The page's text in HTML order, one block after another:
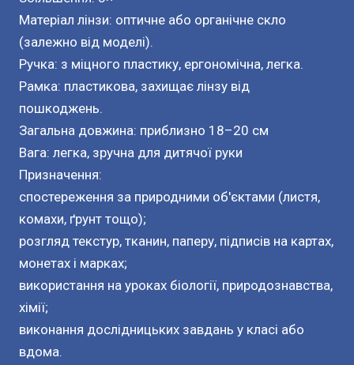
Матеріал лінзи: оптичне або органічне скло
(залежно від моделі).
Ручка: з міцного пластику, ергономічна, легка.
Рамка: пластикова, захищає лінзу від
пошкоджень.
Загальна довжина: приблизно 18–20 см
Вага: легка, зручна для дитячої руки
Призначення:
спостереження за природними об'єктами (листя,
комахи, ґрунт тощо);
розгляд текстур, тканин, паперу, підписів на картах,
монетах і марках;
використання на уроках біології, природознавства,
хімії;
виконання дослідницьких завдань у класі або
вдома.